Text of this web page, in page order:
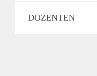
DOZENTEN